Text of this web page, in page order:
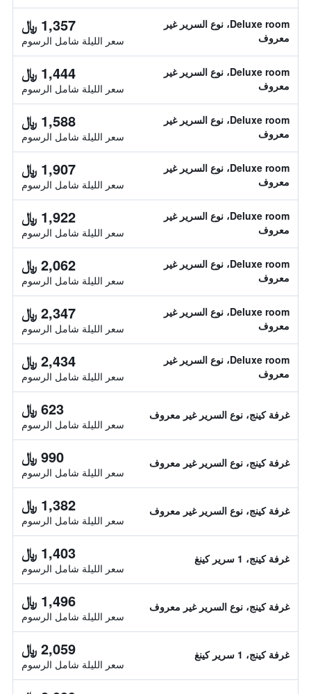
Deluxe room، نوع السرير غير
معروف
1,357 ﷼
سعر الليلة شامل الرسوم
Deluxe room، نوع السرير غير
معروف
1,444 ﷼
سعر الليلة شامل الرسوم
Deluxe room، نوع السرير غير
معروف
1,588 ﷼
سعر الليلة شامل الرسوم
Deluxe room، نوع السرير غير
معروف
1,907 ﷼
سعر الليلة شامل الرسوم
Deluxe room، نوع السرير غير
معروف
1,922 ﷼
سعر الليلة شامل الرسوم
Deluxe room، نوع السرير غير
معروف
2,062 ﷼
سعر الليلة شامل الرسوم
Deluxe room، نوع السرير غير
معروف
2,347 ﷼
سعر الليلة شامل الرسوم
Deluxe room، نوع السرير غير
معروف
2,434 ﷼
سعر الليلة شامل الرسوم
غرفة كينج، نوع السرير غير معروف 623 ﷼
سعر الليلة شامل الرسوم
غرفة كينج، نوع السرير غير معروف 990 ﷼
سعر الليلة شامل الرسوم
غرفة كينج، نوع السرير غير معروف 1,382 ﷼
سعر الليلة شامل الرسوم
غرفة كينج، 1 سرير كينغ 1,403 ﷼
سعر الليلة شامل الرسوم
غرفة كينج، نوع السرير غير معروف 1,496 ﷼
سعر الليلة شامل الرسوم
غرفة كينج، 1 سرير كينغ 2,059 ﷼
سعر الليلة شامل الرسوم